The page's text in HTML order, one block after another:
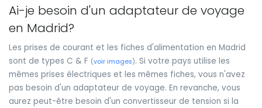
Ai-je besoin d'un adaptateur de voyage
en Madrid?
Les prises de courant et les fiches d'alimentation en Madrid
sont de types C & F (voir images). Si votre pays utilise les
mêmes prises électriques et les mêmes fiches, vous n'avez
pas besoin d'un adaptateur de voyage. En revanche, vous
aurez peut-être besoin d'un convertisseur de tension si la